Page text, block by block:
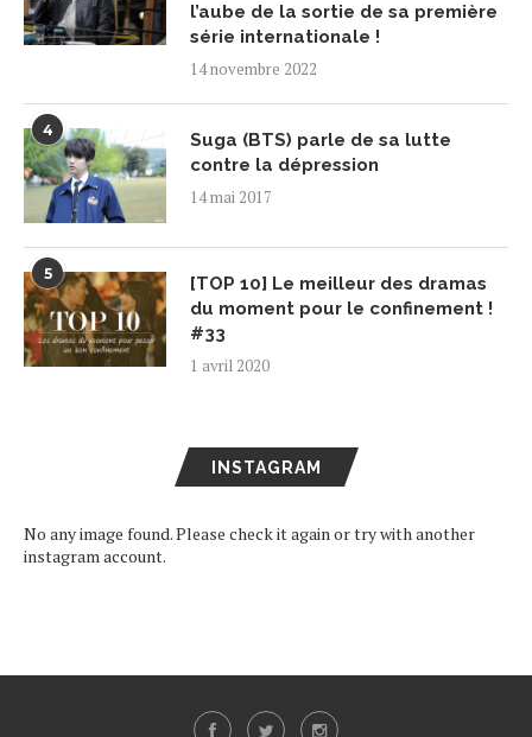
l’aube de la sortie de sa première
série internationale !
14 novembre 2022
4
Suga (BTS) parle de sa lutte
contre la dépression
14 mai 2017
5
[TOP 10] Le meilleur des dramas
du moment pour le confinement !
#33
1 avril 2020
INSTAGRAM
No any image found. Please check it again or try with another
instagram account.